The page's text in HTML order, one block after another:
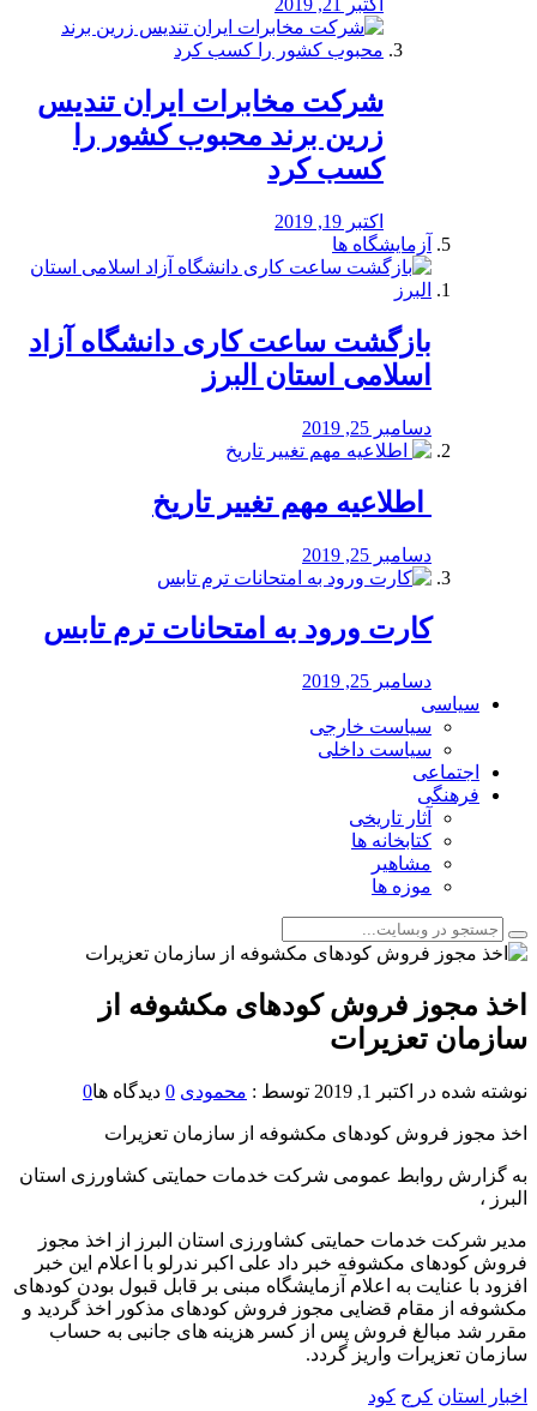
اکتبر 21, 2019
شرکت مخابرات ایران تندیس
زرین برند محبوب کشور را
کسب کرد
اکتبر 19, 2019
آزمایشگاه ها
بازگشت ساعت کاری دانشگاه آزاد
اسلامی استان البرز
دسامبر 25, 2019
️ اطلاعیه مهم تغییر تاریخ
دسامبر 25, 2019
کارت ورود به امتحانات ترم تابس
دسامبر 25, 2019
سیاسی
سیاست خارجی
سیاست داخلی
اجتماعی
فرهنگی
آثار تاریخی
کتابخانه ها
مشاهیر
موزه ها
اخذ مجوز فروش کودهای مکشوفه از
سازمان تعزیرات
نوشته شده در اکتبر 1, 2019 توسط : محمودی 0 دیدگاه ها0
اخذ مجوز فروش کودهای مکشوفه از سازمان تعزیرات
به گزارش روابط عمومی شرکت خدمات حمایتی کشاورزی استان
البرز ،
مدیر شرکت خدمات حمایتی کشاورزی استان البرز از اخذ مجوز
فروش کودهای مکشوفه خبر داد علی اکبر ندرلو با اعلام این خبر
افزود با عنایت به اعلام آزمایشگاه مبنی بر قابل قبول بودن کودهای
مکشوفه از مقام قضایی مجوز فروش کودهای مذکور اخذ گردید و
مقرر شد مبالغ فروش پس از کسر هزینه های جانبی به حساب
سازمان تعزیرات واریز گردد.
اخبار استان کرج کود